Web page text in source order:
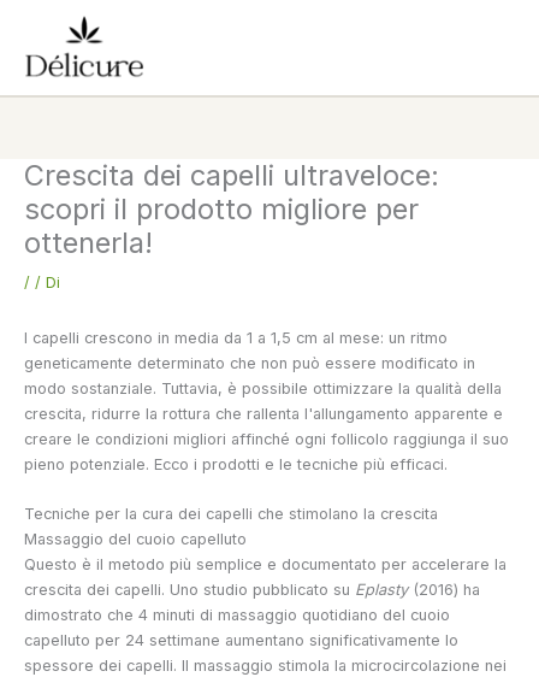
contenuto
Crescita dei capelli ultraveloce:
scopri il prodotto migliore per
ottenerla!
/ / Di
I capelli crescono in media da 1 a 1,5 cm al mese: un ritmo
geneticamente determinato che non può essere modificato in
modo sostanziale. Tuttavia, è possibile ottimizzare la qualità della
crescita, ridurre la rottura che rallenta l'allungamento apparente e
creare le condizioni migliori affinché ogni follicolo raggiunga il suo
pieno potenziale. Ecco i prodotti e le tecniche più efficaci.
Tecniche per la cura dei capelli che stimolano la crescita
Massaggio del cuoio capelluto
Questo è il metodo più semplice e documentato per accelerare la
crescita dei capelli. Uno studio pubblicato su Eplasty(2016) ha
dimostrato che 4 minuti di massaggio quotidiano del cuoio
capelluto per 24 settimane aumentano significativamente lo
spessore dei capelli. Il massaggio stimola la microcircolazione nei